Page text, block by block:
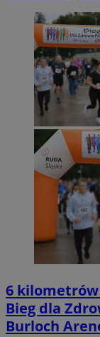
6
Bieg dla
Burloch